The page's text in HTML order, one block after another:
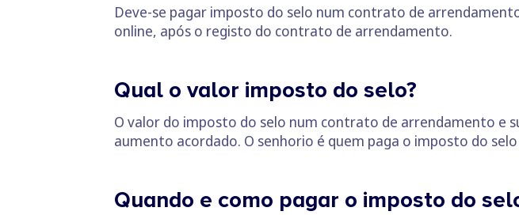
Deve-se pagar imposto do selo num contrato de
online, após o registo do contrato de arrendamento.
Qual o valor imposto do selo?
O valor do imposto do selo num contrato de arrendamento e
aumento acordado. O senhorio é quem paga o imposto do
Quando e como pagar o imposto do